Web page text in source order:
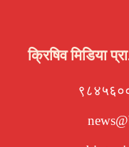
क्रिषिव मिडिया